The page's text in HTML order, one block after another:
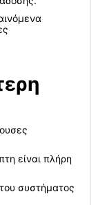
είναι πλήρη
συστήματος